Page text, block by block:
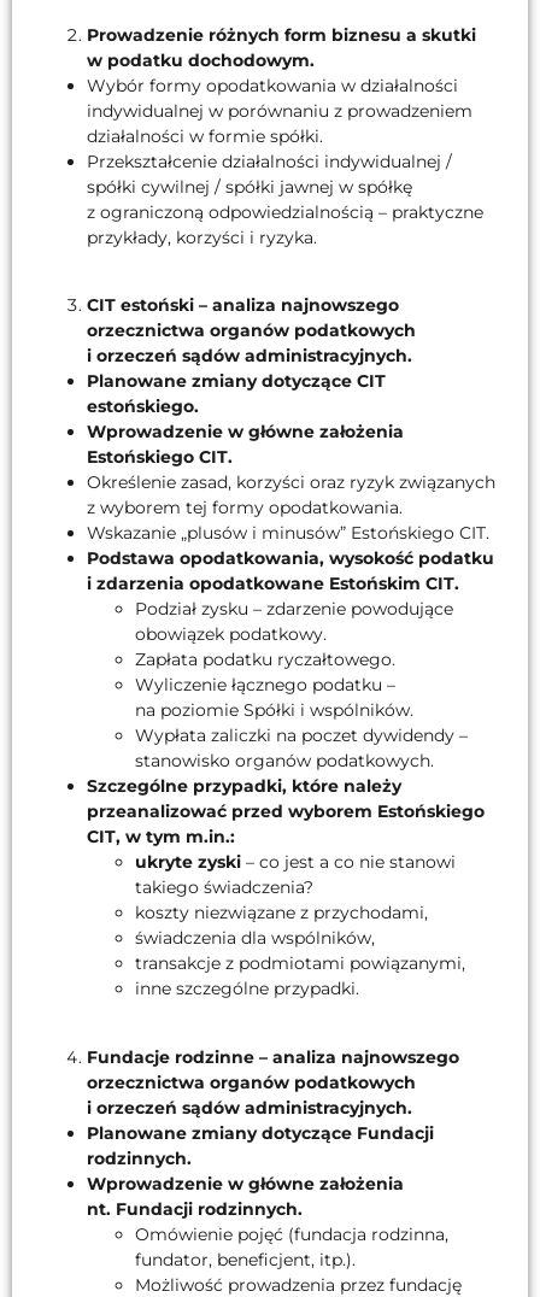
Prowadzenie różnych form biznesu a skutki
w podatku dochodowym.
Wybór formy opodatkowania w działalności
indywidualnej w porównaniu z prowadzeniem
działalności w formie spółki.
Przekształcenie działalności indywidualnej /
spółki cywilnej / spółki jawnej w spółkę
z ograniczoną odpowiedzialnością – praktyczne
przykłady, korzyści i ryzyka.
CIT estoński – analiza najnowszego
orzecznictwa organów podatkowych
i orzeczeń sądów administracyjnych.
Planowane zmiany dotyczące CIT
estońskiego.
Wprowadzenie w główne założenia
Estońskiego CIT.
Określenie zasad, korzyści oraz ryzyk związanych
z wyborem tej formy opodatkowania.
Wskazanie „plusów i minusów” Estońskiego CIT.
Podstawa opodatkowania, wysokość podatku
i zdarzenia opodatkowane Estońskim CIT.
Podział zysku – zdarzenie powodujące
obowiązek podatkowy.
Zapłata podatku ryczałtowego.
Wyliczenie łącznego podatku –
na poziomie Spółki i wspólników.
Wypłata zaliczki na poczet dywidendy –
stanowisko organów podatkowych.
Szczególne przypadki, które należy
przeanalizować przed wyborem Estońskiego
CIT, w tym m.in.:
ukryte zyski – co jest a co nie stanowi
takiego świadczenia?
koszty niezwiązane z przychodami,
świadczenia dla wspólników,
transakcje z podmiotami powiązanymi,
inne szczególne przypadki.
Fundacje rodzinne – analiza najnowszego
orzecznictwa organów podatkowych
i orzeczeń sądów administracyjnych.
Planowane zmiany dotyczące Fundacji
rodzinnych.
Wprowadzenie w główne założenia
nt. Fundacji rodzinnych.
Omówienie pojęć (fundacja rodzinna,
fundator, beneficjent, itp.).
Możliwość prowadzenia przez fundację